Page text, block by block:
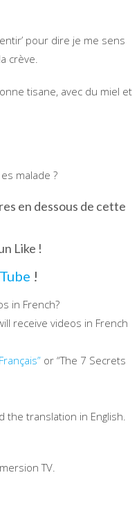
pour dire je me sens
crève.
tisane, avec du miel et
malade ?
en dessous de cette
Like !
!
in French?
receive videos in French
or “The 7 Secrets
the translation in English.
TV.